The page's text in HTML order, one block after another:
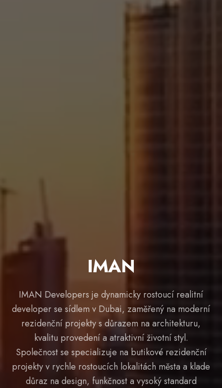
IMAN
IMAN Developers je dynamicky rostoucí realitní
developer se sídlem v Dubai, zaměřený na moderní
rezidenční projekty s důrazem na architekturu,
kvalitu provedení a atraktivní životní styl.
Společnost se specializuje na butikové rezidenční
projekty v rychle rostoucích lokalitách města a klade
důraz na design, funkčnost a vysoký standard